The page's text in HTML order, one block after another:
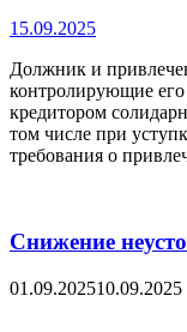
15.09.2025
Должник и
контролирующие
кредитором
том числе при
требования о
Снижение
01.09.202510.09.2025